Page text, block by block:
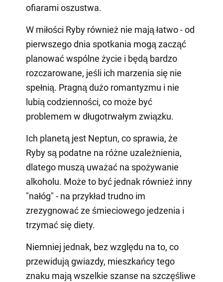
ofiarami oszustwa.
W miłości Ryby również nie mają łatwo - od
pierwszego dnia spotkania mogą zacząć
planować wspólne życie i będą bardzo
rozczarowane, jeśli ich marzenia się nie
spełnią. Pragną dużo romantyzmu i nie
lubią codzienności, co może być
problemem w długotrwałym związku.
Ich planetą jest Neptun, co sprawia, że
Ryby są podatne na różne uzależnienia,
dlatego muszą uważać na spożywanie
alkoholu. Może to być jednak również inny
"nałóg" - na przykład trudno im
zrezygnować ze śmieciowego jedzenia i
trzymać się diety.
Niemniej jednak, bez względu na to, co
przewidują gwiazdy, mieszkańcy tego
znaku mają wszelkie szanse na szczęśliwe